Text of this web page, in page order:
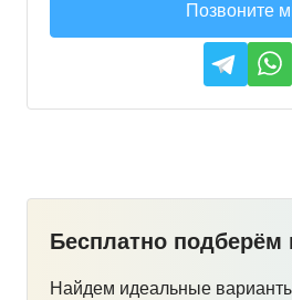
Позвоните
Бесплатно подберём
Найдем идеальные